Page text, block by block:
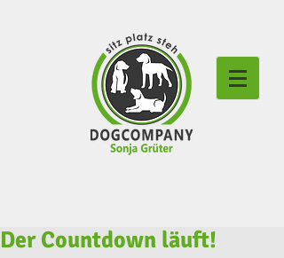
Der Countdown läuft!